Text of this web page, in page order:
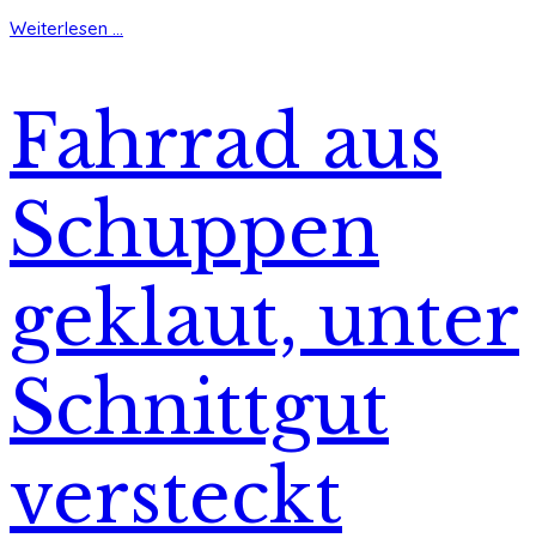
Weiterlesen ...
Fahrrad aus
Schuppen
geklaut, unter
Schnittgut
versteckt